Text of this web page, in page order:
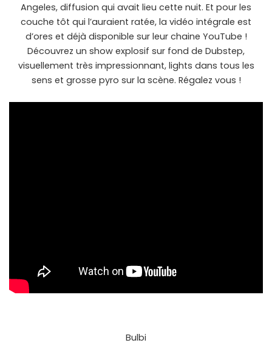
Angeles, diffusion qui avait lieu cette nuit. Et pour les
couche tôt qui l’auraient ratée, la vidéo intégrale est
d’ores et déjà disponible sur leur chaine YouTube !
Découvrez un show explosif sur fond de Dubstep,
visuellement très impressionnant, lights dans tous les
sens et grosse pyro sur la scène. Régalez vous !
Bulbi